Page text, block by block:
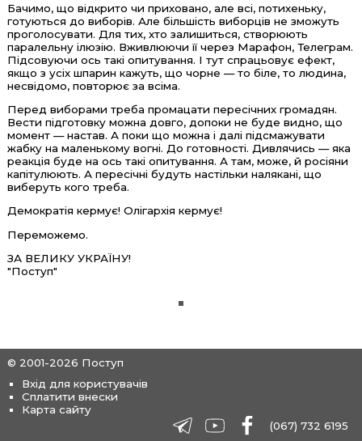
Бачимо, що відкрито чи приховано, але всі, потихеньку,
готуються до виборів. Але більшість виборців не зможуть
проголосувати. Для тих, хто залишиться, створюють
паралельну ілюзію. Вживлюючи її через Марафон, Телеграм.
Підсовуючи ось такі опитування. І тут спрацьовує ефект,
якщо з усіх шпарин кажуть, що чорне — то біле, то людина,
несвідомо, повторює за всіма.
Перед виборами треба промацати пересічних громадян.
Вести підготовку можна довго, допоки не буде видно, що
момент — настав. А поки що можна і далі підсмажувати
жабку на маленькому вогні. До готовності. Дивлячись — яка
реакція буде на ось такі опитування. А там, може, й росіяни
капітулюють. А пересічні будуть настільки налякані, що
виберуть кого треба.
Демократія кермує! Олігархія кермує!
Переможемо.
ЗА ВЕЛИКУ УКРАЇНУ!
"Поступ"
© 2001-2026 Поступ
Вхід для користувачів
Сплатити внески
Карта сайту
(067) 732 6195